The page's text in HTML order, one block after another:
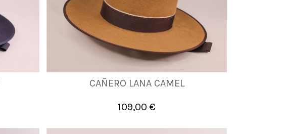
CAÑERO LANA CAMEL
109,00 €
58 60 61
Añadir al carrito